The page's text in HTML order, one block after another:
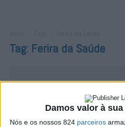
Damos valor à
Nós e os nossos 824 parceiros
Tag: Ferira da Saúde